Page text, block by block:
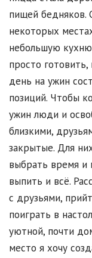
пищей бедняков.
некоторых
небольшую
просто
день на ужин
позиций. Чтобы
ужин люди и
близкими,
закрытые. Для
выбрать время и
выпить и всё.
с друзьями,
поиграть в
уютной, почти
место я хочу